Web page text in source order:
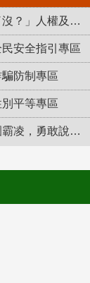
「補課了沒？」人權及轉型正義教育專區
安全指引專區
防制專區
平等專區
防制校園霸凌，勇敢說出來！